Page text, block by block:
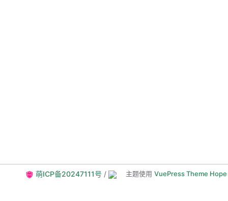
萌ICP备20247111号 / 主题使用 VuePress Theme Hope